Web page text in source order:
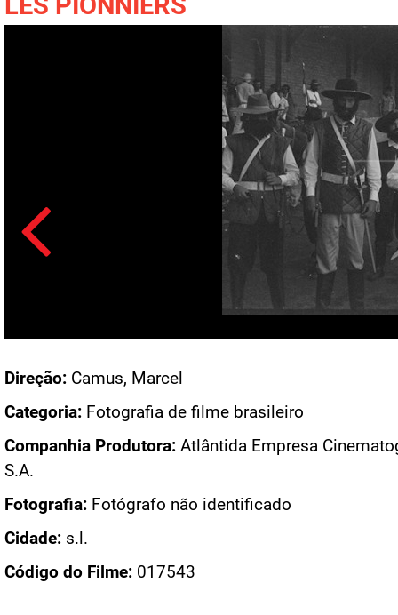
Direção: Camus, Marcel
Categoria: Fotografia de filme brasileiro
Companhia Produtora: Atlântida Empresa
S.A.
Fotografia: Fotógrafo não identificado
Cidade: s.l.
Código do Filme: 017543